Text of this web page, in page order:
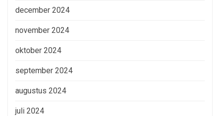
december 2024
november 2024
oktober 2024
september 2024
augustus 2024
juli 2024